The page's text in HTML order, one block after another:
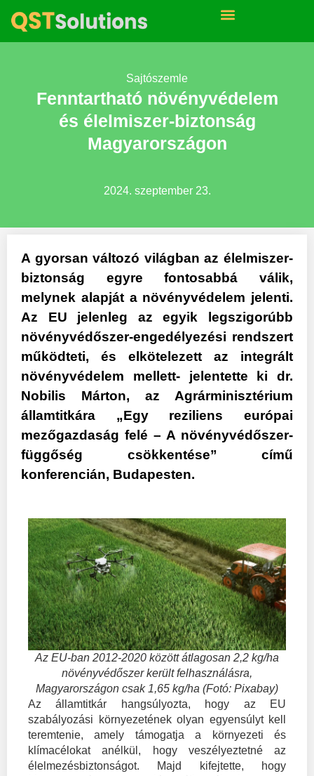
Sajtószemle
Fenntartható növényvédelem
és élelmiszer-biztonság
Magyarországon
2024. szeptember 23.
A gyorsan változó világban az élelmiszer-
biztonság egyre fontosabbá válik,
melynek alapját a növényvédelem jelenti.
Az EU jelenleg az egyik legszigorúbb
növényvédőszer-engedélyezési rendszert
működteti, és elkötelezett az integrált
növényvédelem mellett- jelentette ki dr.
Nobilis Márton, az Agrárminisztérium
államtitkára „Egy reziliens európai
mezőgazdaság felé – A növényvédőszer-
függőség csökkentése” című
konferencián, Budapesten.
Az EU-ban 2012-2020 között átlagosan 2,2 kg/ha
növényvédőszer került felhasználásra,
Magyarországon csak 1,65 kg/ha (Fotó: Pixabay)
Az államtitkár hangsúlyozta, hogy az EU
szabályozási környezetének olyan egyensúlyt kell
teremtenie, amely támogatja a környezeti és
klímacélokat anélkül, hogy veszélyeztetné az
élelmezésbiztonságot. Majd kifejtette, hogy